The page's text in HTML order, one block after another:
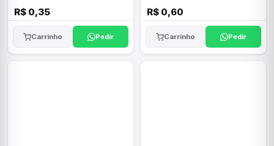
R$ 0,35
Carrinho Pedir
R$ 0,60
Carrinho Pedir